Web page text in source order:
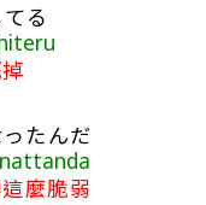
る
たんだ
麼脆弱